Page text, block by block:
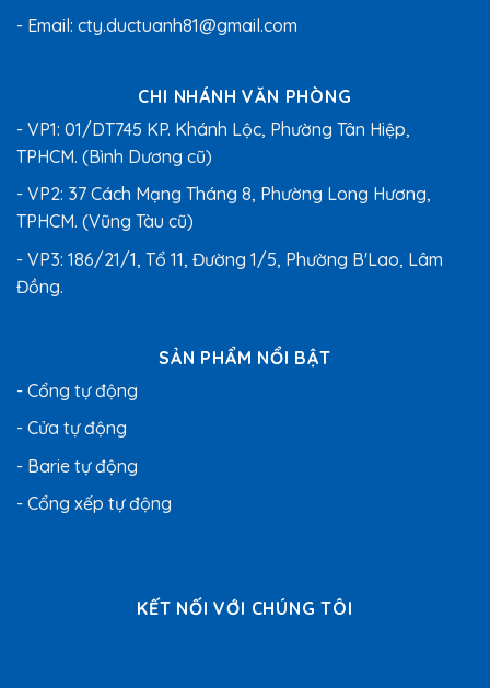
- Email: cty.ductuanh81@gmail.com
CHI NHÁNH VĂN PHÒNG
- VP1: 01/DT745 KP. Khánh Lộc, Phường Tân Hiệp,
TPHCM. (Bình Dương cũ)
- VP2: 37 Cách Mạng Tháng 8, Phường Long Hương,
TPHCM. (Vũng Tàu cũ)
- VP3: 186/21/1, Tổ 11, Đường 1/5, Phường B'Lao, Lâm
Đồng.
SẢN PHẨM NỔI BẬT
- Cổng tự động
- Cửa tự động
- Barie tự động
- Cổng xếp tự động
KẾT NỐI VỚI CHÚNG TÔI